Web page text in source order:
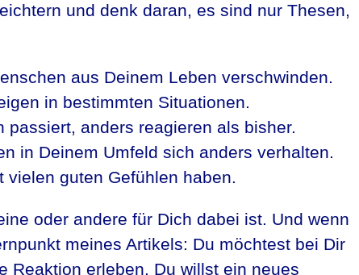
und denk daran, es sind nur Thesen,
aus Deinem Leben verschwinden.
in bestimmten Situationen.
anders reagieren als bisher.
in Deinem Umfeld sich anders verhalten.
guten Gefühlen haben.
oder andere für Dich dabei ist. Und wenn
meines Artikels: Du möchtest bei Dir
Reaktion erleben. Du willst ein neues